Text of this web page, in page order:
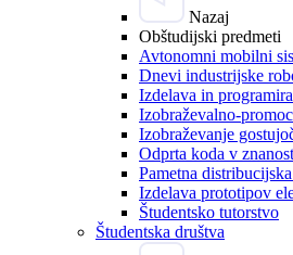
Nazaj
Obštudijski predmeti
Avtonomni mobilni
Dnevi industrijske
Izdelava in
Izobraževalno-
Izobraževanje
Odprta koda v
Pametna
Izdelava prototipov
Študentsko tutorstvo
Študentska društva